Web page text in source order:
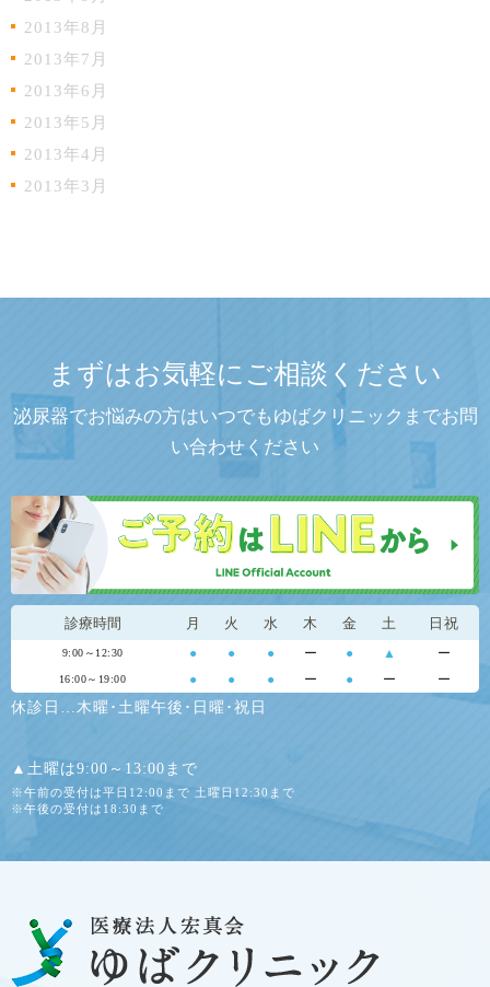
2013年8月
2013年7月
2013年6月
2013年5月
2013年4月
2013年3月
まずはお気軽にご相談ください
泌尿器でお悩みの方はいつでもゆばクリニックまでお問
い合わせください
診療時間 月 火 水 木 金 土 日祝
9:00～12:30 ● ● ● ー ● ▲ ー
16:00～19:00 ● ● ● ー ● ー ー
休診日…木曜･土曜午後･日曜･祝日
▲土曜は9:00～13:00まで
※午前の受付は平日12:00まで 土曜日12:30まで
※午後の受付は18:30まで